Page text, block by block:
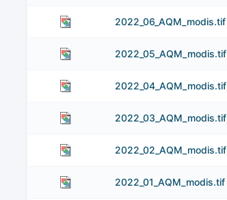
2022_06_AQM_modis.tif
2022_05_AQM_modis.tif
2022_04_AQM_modis.tif
2022_03_AQM_modis.tif
2022_02_AQM_modis.tif
2022_01_AQM_modis.tif